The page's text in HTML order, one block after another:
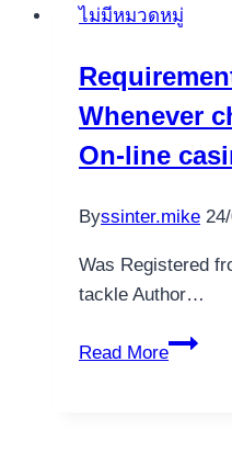
2026
via
PayPal
besten
ไม่มีหมวดหมู่
Whenever
On-line
Byssinter.mike
Was Registered
tackle Author…
Read More